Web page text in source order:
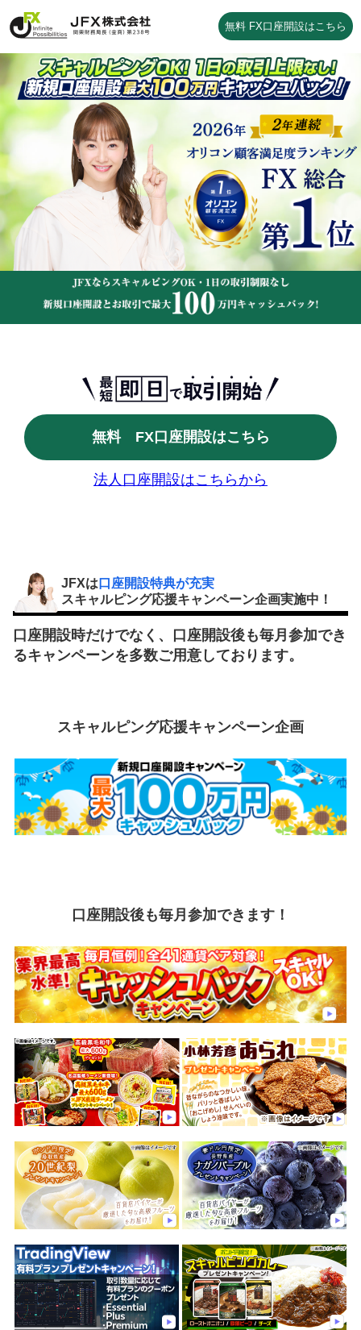
無料 FX口座開設はこちら
無料 FX口座開設はこちら
法人口座開設はこちらから
JFXは口座開設特典が充実
スキャルピング応援キャンペーン企画実施中！
口座開設時だけでなく、口座開設後も毎月参加でき
るキャンペーンを多数ご用意しております。
スキャルピング応援キャンペーン企画
口座開設後も毎月参加できます！